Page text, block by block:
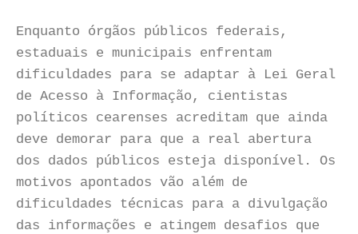
Enquanto órgãos públicos federais,
estaduais e municipais enfrentam
dificuldades para se adaptar à Lei Geral
de Acesso à Informação, cientistas
políticos cearenses acreditam que ainda
deve demorar para que a real abertura
dos dados públicos esteja disponível. Os
motivos apontados vão além de
dificuldades técnicas para a divulgação
das informações e atingem desafios que